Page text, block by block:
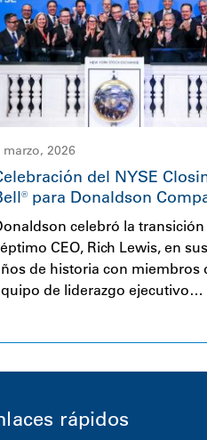
marzo, 2026
del NYSE
para Donaldson
celebró la transición
CEO, Rich Lewis, en sus
de historia con miembros
de liderazgo ejecutivo
rápidos